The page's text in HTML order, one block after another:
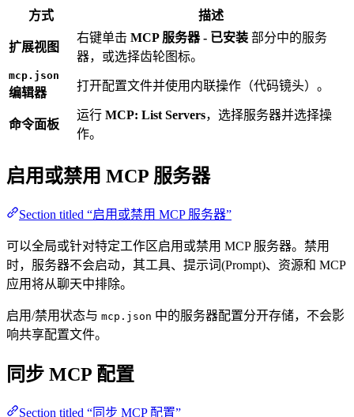
方式 描述
扩展视图
右键单击 MCP 服务器 - 已安装 部分中的服务
器，或选择齿轮图标。
mcp.json
编辑器
打开配置文件并使用内联操作（代码镜头）。
命令面板
运行 MCP: List Servers，选择服务器并选择操
作。
启用或禁用 MCP 服务器
Section titled “启用或禁用 MCP 服务器”
可以全局或针对特定工作区启用或禁用 MCP 服务器。禁用
时，服务器不会启动，其工具、提示词(Prompt)、资源和 MCP
应用将从聊天中排除。
启用/禁用状态与 mcp.json 中的服务器配置分开存储，不会影
响共享配置文件。
同步 MCP 配置
Section titled “同步 MCP 配置”